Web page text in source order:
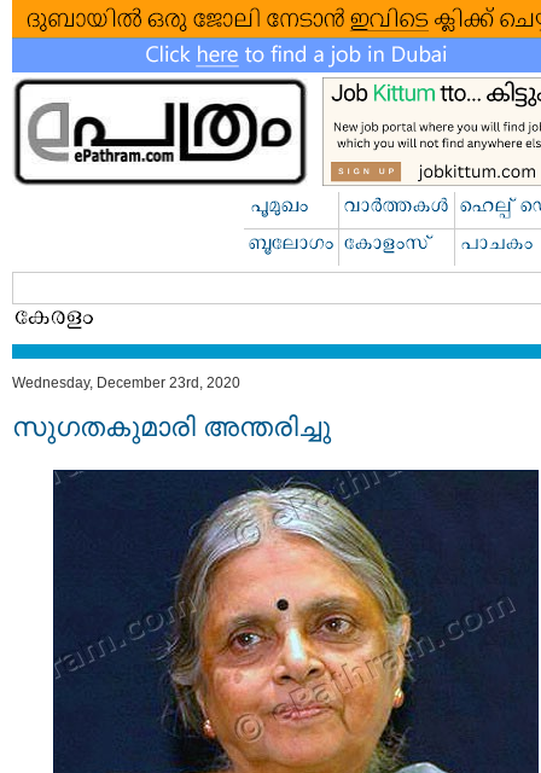
Wednesday, December 23rd, 2020
സുഗതകുമാരി അന്തരിച്ചു